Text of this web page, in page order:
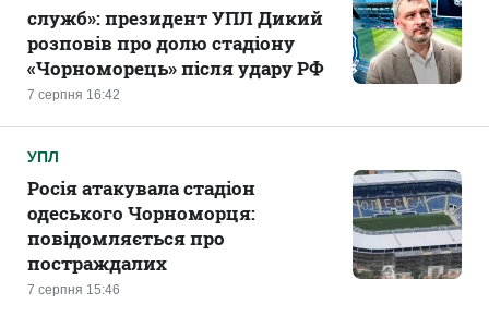
7 серпня 16:42
служб»: президент УПЛ Дикий
розповів про долю стадіону
«Чорноморець» після удару РФ
УПЛ
7 серпня 15:46
Росія атакувала стадіон
одеського Чорноморця:
повідомляється про
постраждалих